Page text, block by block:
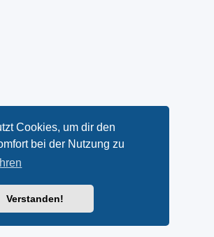
Cookies, um dir den
bei der Nutzung zu
Verstanden!